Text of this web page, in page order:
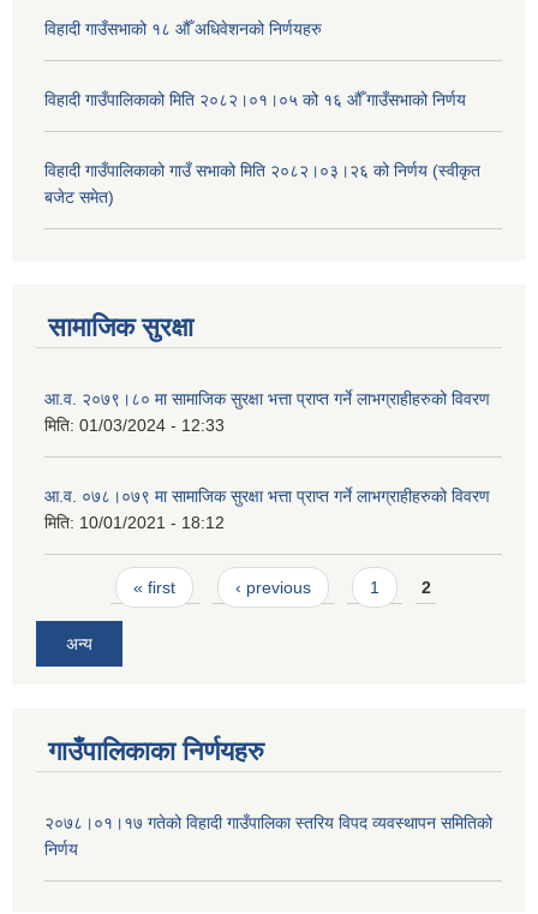
विहादी गाउँसभाको १८ औँ अधिवेशनको निर्णयहरु
विहादी गाउँपालिकाको मिति २०८२।०१।०५ को १६ औँ गाउँसभाको निर्णय
विहादी गाउँपालिकाको गाउँ सभाको मिति २०८२।०३।२६ को निर्णय (स्वीकृत
बजेट समेत)
सामाजिक सुरक्षा
आ.व. २०७९।८० मा सामाजिक सुरक्षा भत्ता प्राप्त गर्ने लाभग्राहीहरुको विवरण
मिति: 01/03/2024 - 12:33
आ.व. ०७८।०७९ मा सामाजिक सुरक्षा भत्ता प्राप्त गर्ने लाभग्राहीहरुको विवरण
मिति: 10/01/2021 - 18:12
Pages« first ‹ previous 1 2
अन्य
गाउँपालिकाका निर्णयहरु
२०७८।०१।१७ गतेको विहादी गाउँपालिका स्तरिय विपद व्यवस्थापन समितिको
निर्णय